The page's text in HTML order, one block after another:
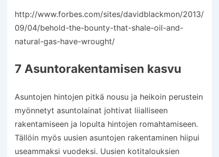
http://www.forbes.com/sites/davidblackmon/2013/
09/04/behold-the-bounty-that-shale-oil-and-
natural-gas-have-wrought/
7 Asuntorakentamisen kasvu
Asuntojen hintojen pitkä nousu ja heikoin perustein
myönnetyt asuntolainat johtivat liialliseen
rakentamiseen ja lopulta hintojen romahtamiseen.
Tällöin myös uusien asuntojen rakentaminen hiipui
useammaksi vuodeksi. Uusien kotitalouksien